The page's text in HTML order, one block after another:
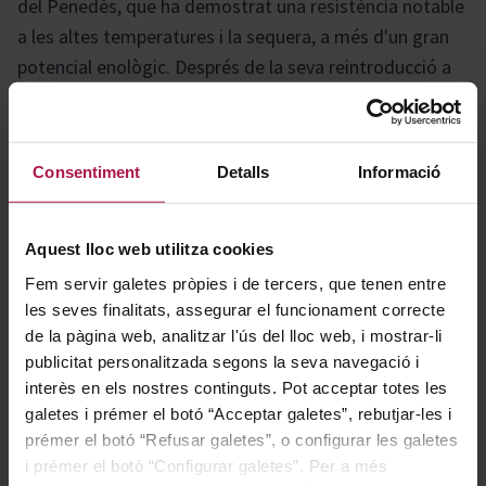
Consentiment Detalls Informació
Aquest lloc web utilitza cookies
Fem servir galetes pròpies i de tercers, que tenen entre
les seves finalitats, assegurar el funcionament correcte
de la pàgina web, analitzar l'ús del lloc web, i mostrar-li
publicitat personalitzada segons la seva navegació i
interès en els nostres continguts. Pot acceptar totes les
galetes i prémer el botó “Acceptar galetes”, rebutjar-les i
prémer el botó “Refusar galetes”, o configurar les galetes
i prémer el botó “Configurar galetes”. Per a més
del Penedès, que ha demostrat una resistència notable
a les altes temperatures i la sequera, a més d'un gran
potencial enològic. Després de la seva reintroducció a
la finca del Castell de la Bleda, la moneu s'incorpora ara
a l'assemblatge de Clos Ancestral, aportant singularitat
Gastronomía
La finesa i versatilitat d'aquest vi permet maridar-lo
amb una varietat de formatges semicurats i embotits,
amb receptes de carns magres -talls com el filet o el
rodó- i peixos amb salses a base de crema o mantega.
També plats d´arròs com la paella de muntanya o
risotto ai funghi.